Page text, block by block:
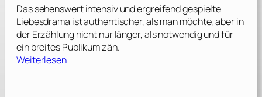
Das sehenswert intensiv und ergreifend gespielte
Liebesdrama ist authentischer, als man möchte, aber in
der Erzählung nicht nur länger, als notwendig und für
ein breites Publikum zäh.
Weiterlesen: